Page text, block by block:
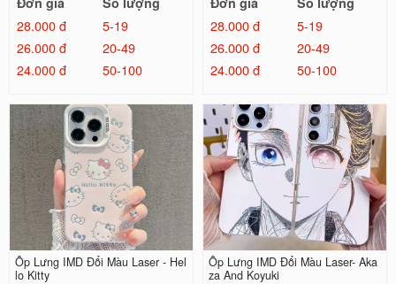
28.000 đ
5-19
26.000 đ
20-49
24.000 đ
50-100
28.000 đ
5-19
26.000 đ
20-49
24.000 đ
50-100
Ốp Lưng IMD Đổi Màu Laser - Hel
lo Kitty
Ốp Lưng IMD Đổi Màu Laser- Aka
za And Koyuki